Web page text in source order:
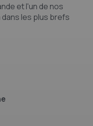
et l'un de nos
les plus brefs